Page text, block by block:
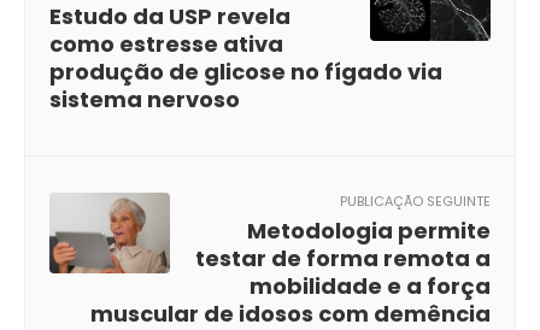
Estudo da USP revela
como estresse ativa
produção de glicose no fígado via
sistema nervoso
PUBLICAÇÃO SEGUINTE
Metodologia permite
testar de forma remota a
mobilidade e a força
muscular de idosos com demência